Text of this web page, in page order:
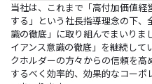
当社は、これまで「高付加価値
する」という社長指導理念の下
識の徹底」に取り組んでまいりま
イアンス意識の徹底」を継続し
クホルダーの方々からの信頼を
するべく効率的、効果的なコー